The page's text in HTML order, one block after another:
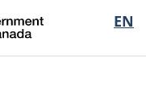
EN
of